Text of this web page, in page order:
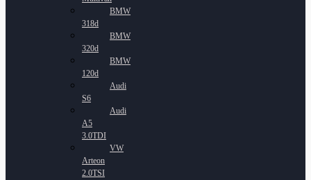
BMW
318d
BMW
320d
BMW
120d
Audi
S6
Audi
A5
3.0TDI
VW
Arteon
2.0TSI